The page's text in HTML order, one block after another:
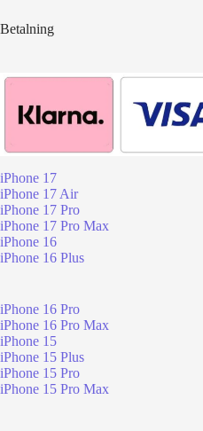
Betalning
iPhone 17
iPhone 17 Air
iPhone 17 Pro
iPhone 17 Pro Max
iPhone 16
iPhone 16 Plus
iPhone 16 Pro
iPhone 16 Pro Max
iPhone 15
iPhone 15 Plus
iPhone 15 Pro
iPhone 15 Pro Max